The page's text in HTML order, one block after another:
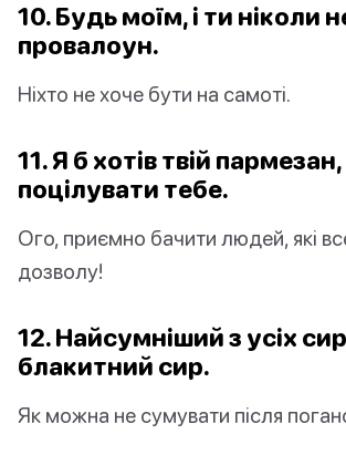
10. Будь моїм, і ти ніколи
провалоун.
Ніхто не хоче бути на самоті.
11. Я б хотів твій
поцілувати тебе.
Ого, приємно бачити людей, які
дозволу!
12. Найсумніший з усіх
блакитний сир.
Як можна не сумувати після